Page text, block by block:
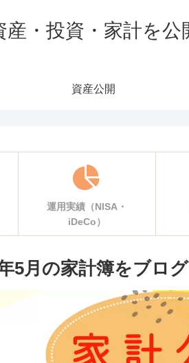
産・投資・家計を
資産公開
運用実績（NISA・
iDeCo）
5月の家計簿をブロ